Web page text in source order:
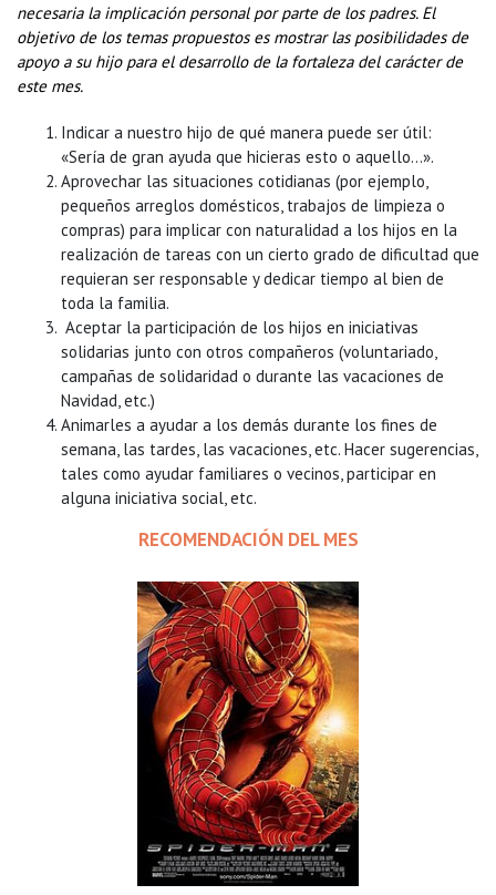
necesaria la implicación personal por parte de los padres. El
objetivo de los temas propuestos es mostrar las posibilidades de
apoyo a su hijo para el desarrollo de la fortaleza del carácter de
este mes.
Indicar a nuestro hijo de qué manera puede ser útil:
«Sería de gran ayuda que hicieras esto o aquello…».
Aprovechar las situaciones cotidianas (por ejemplo,
pequeños arreglos domésticos, trabajos de limpieza o
compras) para implicar con naturalidad a los hijos en la
realización de tareas con un cierto grado de dificultad que
requieran ser responsable y dedicar tiempo al bien de
toda la familia.
Aceptar la participación de los hijos en iniciativas
solidarias junto con otros compañeros (voluntariado,
campañas de solidaridad o durante las vacaciones de
Navidad, etc.)
Animarles a ayudar a los demás durante los fines de
semana, las tardes, las vacaciones, etc. Hacer sugerencias,
tales como ayudar familiares o vecinos, participar en
alguna iniciativa social, etc.
RECOMENDACIÓN DEL MES